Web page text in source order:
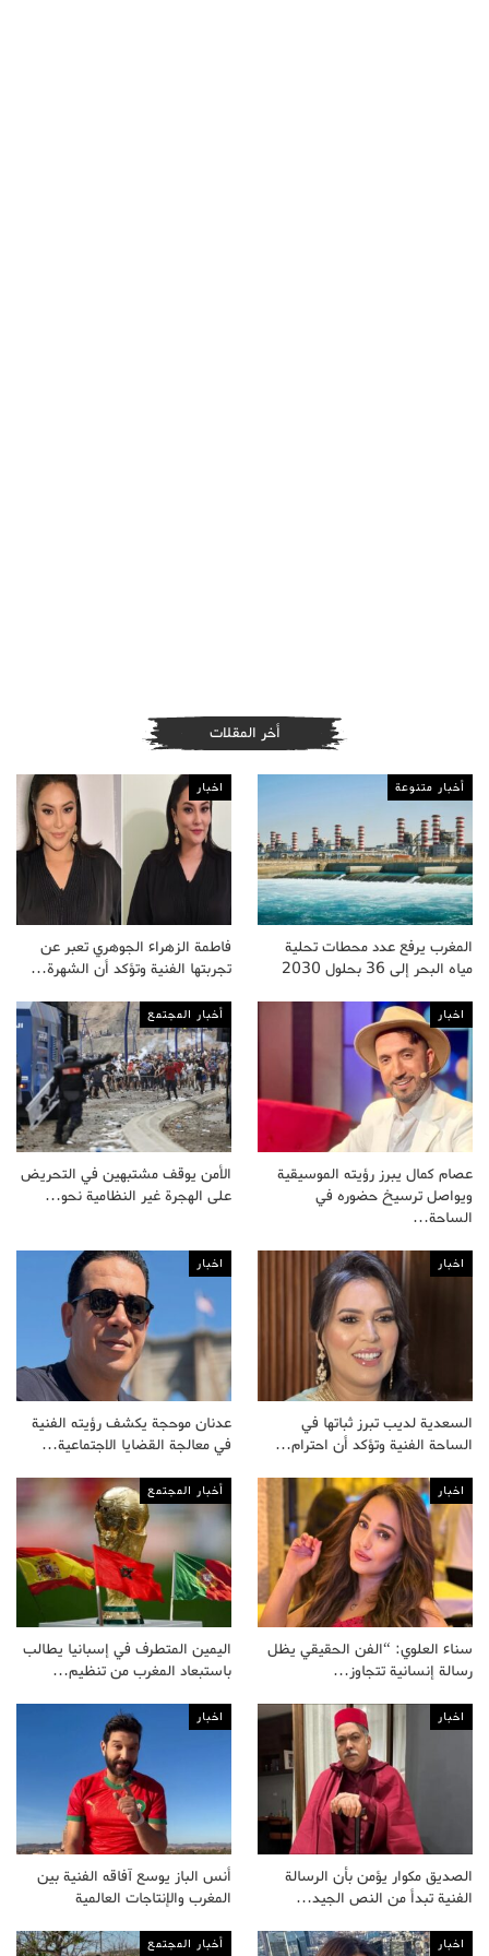
أخر المقلات
أخبار متنوعة
المغرب يرفع عدد محطات تحلية
مياه البحر إلى 36 بحلول 2030
اخبار
فاطمة الزهراء الجوهري تعبر عن
تجربتها الفنية وتؤكد أن الشهرة…
اخبار
عصام كمال يبرز رؤيته الموسيقية
ويواصل ترسيخ حضوره في
الساحة…
أخبار المجتمع
الأمن يوقف مشتبهين في التحريض
على الهجرة غير النظامية نحو…
اخبار
السعدية لديب تبرز ثباتها في
الساحة الفنية وتؤكد أن احترام…
اخبار
عدنان موحجة يكشف رؤيته الفنية
في معالجة القضايا الاجتماعية…
اخبار
سناء العلوي: “الفن الحقيقي يظل
رسالة إنسانية تتجاوز…
أخبار المجتمع
اليمين المتطرف في إسبانيا يطالب
باستبعاد المغرب من تنظيم…
اخبار
الصديق مكوار يؤمن بأن الرسالة
الفنية تبدأ من النص الجيد…
اخبار
أنس الباز يوسع آفاقه الفنية بين
المغرب والإنتاجات العالمية
اخبار أخبار المجتمع